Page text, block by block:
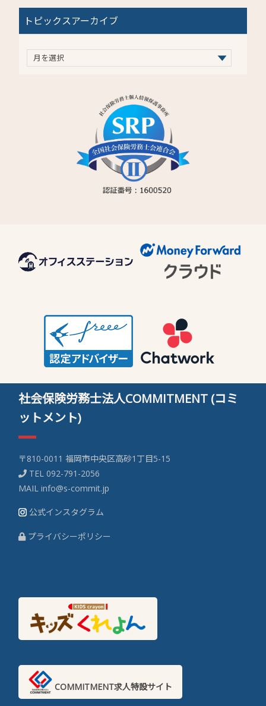
トピックスアーカイブ
社会保険労務士法人COMMITMENT (コミ
ットメント)
〒810-0011 福岡市中央区高砂1丁目5-15
TEL092-791-2056
MAILinfo@s-commit.jp
公式インスタグラム
プライバシーポリシー
COMMITMENT求人特設サイト